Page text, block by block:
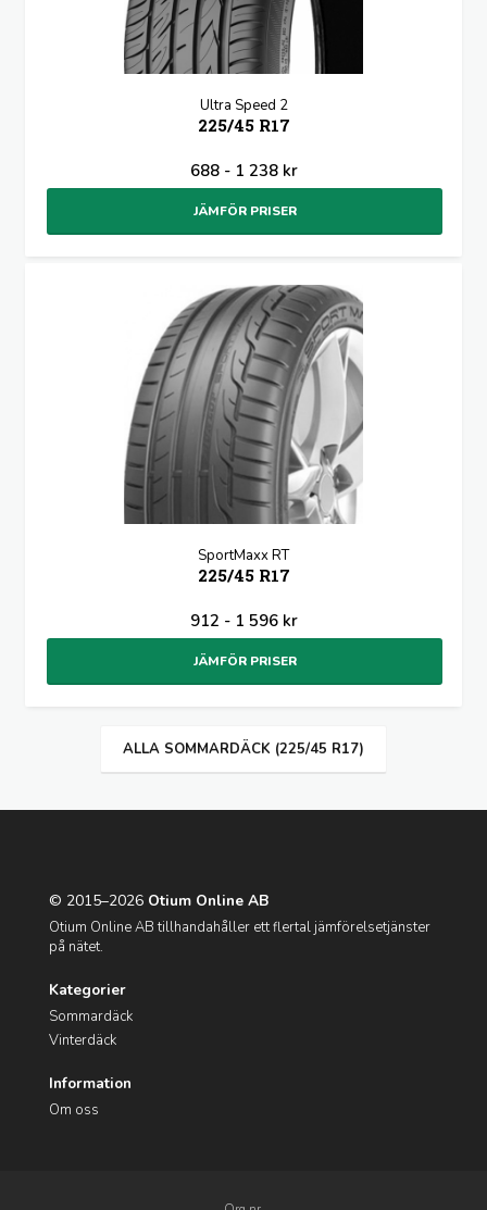
Ultra Speed 2
225/45 R17
688 - 1 238 kr
JÄMFÖR PRISER
SportMaxx RT
225/45 R17
912 - 1 596 kr
JÄMFÖR PRISER
ALLA SOMMARDÄCK (225/45 R17)
© 2015–2026 Otium Online AB
Otium Online AB tillhandahåller ett flertal jämförelsetjänster
på nätet.
Kategorier
Sommardäck
Vinterdäck
Information
Om oss